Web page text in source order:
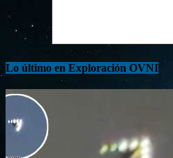
Lo último en Exploración OVNI